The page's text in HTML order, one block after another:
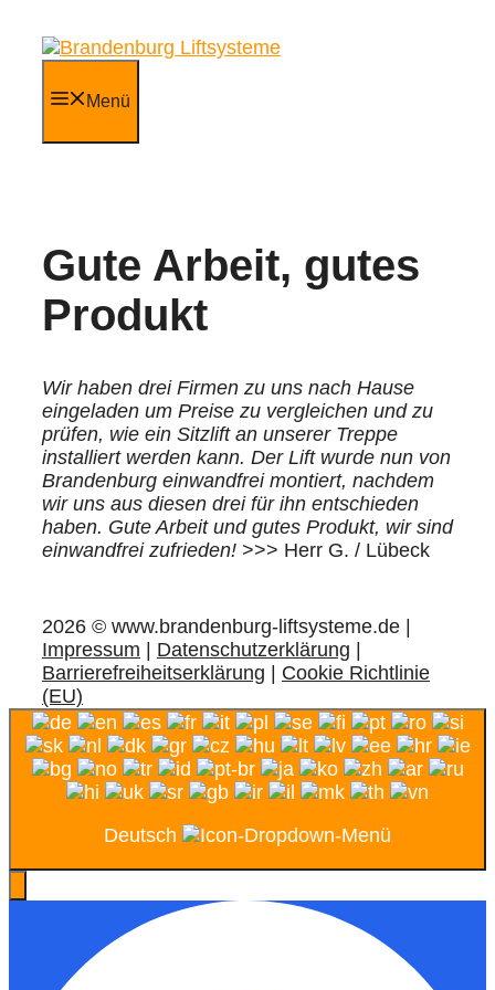
Inhalt
springen
Menü
Gute Arbeit, gutes
Produkt
Wir haben drei Firmen zu uns nach Hause
eingeladen um Preise zu vergleichen und zu
prüfen, wie ein Sitzlift an unserer Treppe
installiert werden kann. Der Lift wurde nun von
Brandenburg einwandfrei montiert, nachdem
wir uns aus diesen drei für ihn entschieden
haben. Gute Arbeit und gutes Produkt, wir sind
einwandfrei zufrieden! >>> Herr G. / Lübeck
2026 © www.brandenburg-liftsysteme.de |
Impressum
Datenschutzerklärung
Barrierefreiheitserklärung
Cookie Richtlinie
(EU)
Deutsch